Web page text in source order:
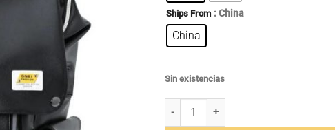
Ships From : China
China
Sin existencias
Mochila de viaje de cuero, bolsa para